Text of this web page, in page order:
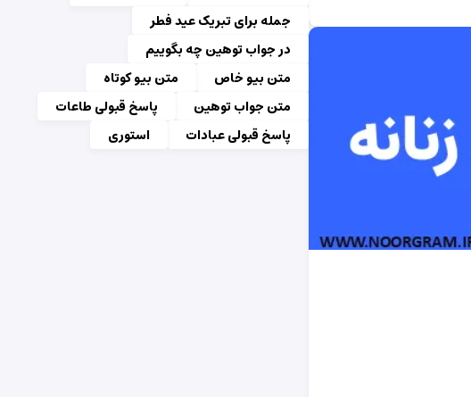
جمله برای تبریک عید فطر
در جواب توهین چه بگوییم
متن بیو خاص
متن بیو کوتاه
متن جواب توهین
پاسخ قبولی طاعات
پاسخ قبولی عبادات
استوری